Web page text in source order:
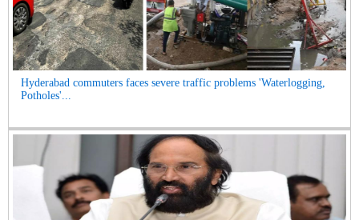
Hyderabad commuters faces severe traffic problems 'Waterlogging,
Potholes'...